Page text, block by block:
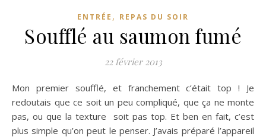
ENTRÉE , REPAS DU SOIR
Soufflé au saumon fumé
22 février 2013
Mon premier soufflé, et franchement c’était top ! Je
redoutais que ce soit un peu compliqué, que ça ne monte
pas, ou que la texture soit pas top. Et ben en fait, c’est
plus simple qu’on peut le penser. J’avais préparé l’appareil